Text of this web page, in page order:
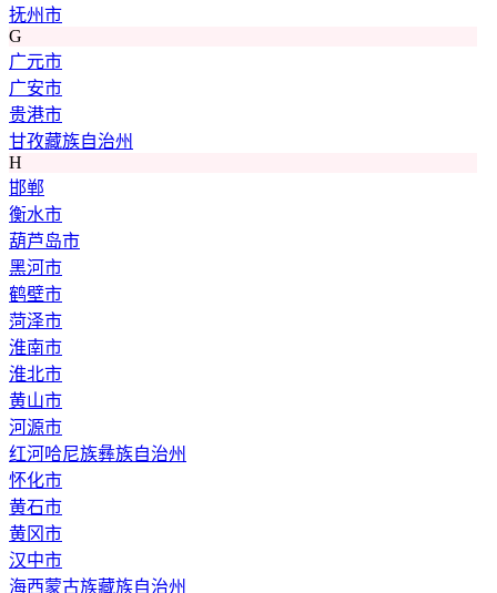
抚州市
G
广元市
广安市
贵港市
甘孜藏族自治州
H
邯郸
衡水市
葫芦岛市
黑河市
鹤壁市
菏泽市
淮南市
淮北市
黄山市
河源市
红河哈尼族彝族自治州
怀化市
黄石市
黄冈市
汉中市
海西蒙古族藏族自治州